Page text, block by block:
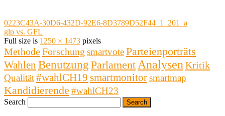
0223C43A-30D6-432D-92E6-8D3789D52F44_1_201_a
glp vs. GFL
Full size is 1250 × 1473 pixels
MethodeForschung smartvoteParteienporträts
Wahlen Benutzung Parlament Analysen Kritik
Qualität#wahlCH19 smartmonitorsmartmap
Kandidierende #wahlCH23
Search